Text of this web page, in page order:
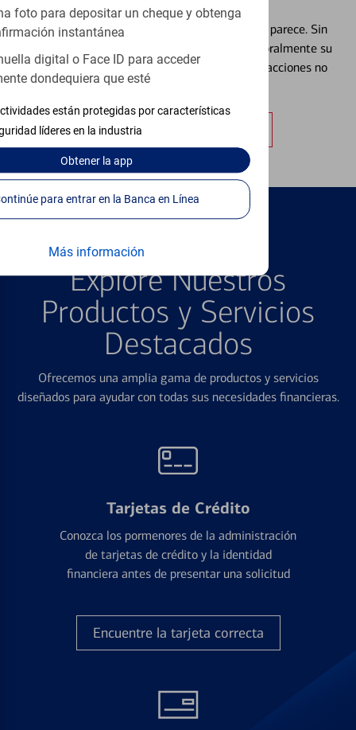
foto para depositar un cheque y obtenga
instantánea
digital o Face ID para acceder
dondequiera que esté
están protegidas por características
líderes en la industria
Obtenerla app
Continúe para entrar en la Banca en Línea
Más información
Extraviar una tarjeta es más común de lo que parece. Sin
embargo, puede bloquear y desbloquear temporalmente su
tarjeta de débito para ayudar a prevenir transacciones no
autorizadas.
Obtener más información
PRODUCTOS DESTACADOS
Explore Nuestros
Productos y Servicios
Destacados
Ofrecemos una amplia gama de productos y servicios
diseñados para ayudar con todas sus necesidades financieras.
Tarjetas de Crédito
Conozca los pormenores de la administración
de tarjetas de crédito y la identidad
financiera antes de presentar una solicitud
Encuentre la tarjeta correcta